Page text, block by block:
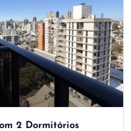
2 Dormitórios